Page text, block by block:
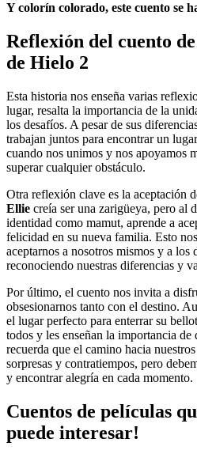
Y colorín colorado, este cuento se
Reflexión del cuento
de Hielo 2
Esta historia nos enseña varias
lugar, resalta la importancia de la
los desafíos. A pesar de sus
trabajan juntos para encontrar un
cuando nos unimos y nos apoyamos
superar cualquier obstáculo.
Otra reflexión clave es la aceptación
Ellie creía ser una zarigüeya, pero al
identidad como mamut, aprende a
felicidad en su nueva familia. Esto
aceptarnos a nosotros mismos y a los
reconociendo nuestras diferencias y
Por último, el cuento nos invita a
obsesionarnos tanto con el destino.
el lugar perfecto para enterrar su
todos y les enseñan la importancia
recuerda que el camino hacia
sorpresas y contratiempos, pero
y encontrar alegría en cada momento.
Cuentos de películas
puede interesar!